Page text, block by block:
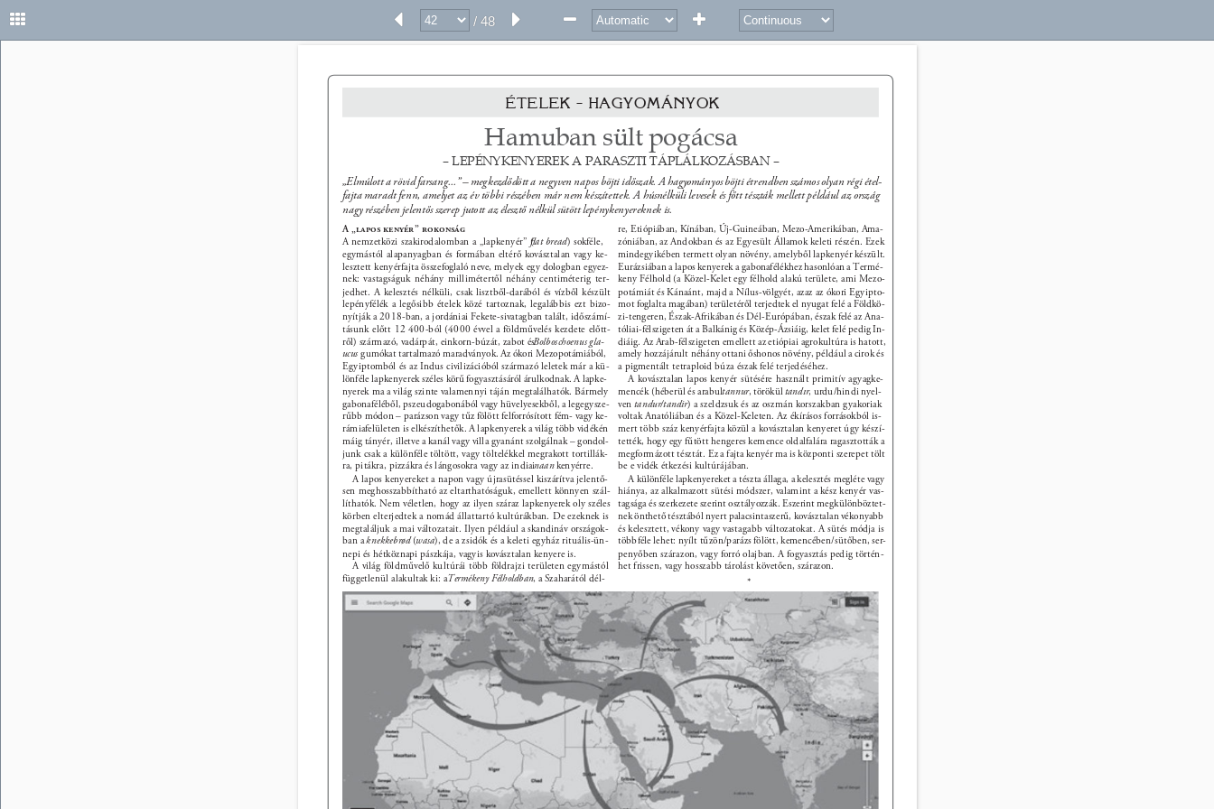
/ 48
ÉTELEK – HAGYOMÁNYOK
Hamuban sült pogácsa
– LEPÉNYKENYEREK A PARASZTI TÁPLÁLKOZÁSBAN –
„Elmúlott a rövid farsang...” – megkezdődött a negyven napos böjti időszak. A hagyományos böjti étrendben számos olyan régi étel-
fajta maradt fenn, amelyet az év többi részében már nem készítettek. A húsnélküli levesek és főtt tészták mellett például az ország
nagy részében jelentős szerep jutott az élesztő nélkül sütött lepénykenyereknek is.
A „lapos kenyér” rokonság
A nemzetközi szakirodalomban a „lapkenyér” (ﬂat bread) sokféle,
egymástól alapanyagban és formában eltérő kovásztalan vagy ke-
lesztett kenyérfajta összefoglaló neve, melyek egy dologban egyez-
nek: vastagságuk néhány millimétertől néhány centiméterig ter-
jedhet. A kelesztés nélküli, csak lisztből-darából és vízből készült
lepényfélék a legősibb ételek közé tartoznak, legalábbis ezt bizo-
nyítják a 2018-ban, a jordániai Fekete-sivatagban talált, időszámí-
tásunk előtt 12 400-ból (4000 évvel a földművelés kezdete előtt-
ről) származó, vadárpát, einkorn-búzát, zabot és Bolboschoenus gla-
ucus gumókat tartalmazó maradványok. Az ókori Mezopotámiából,
Egyiptomból és az Indus civilizációból származó leletek már a kü-
lönféle lapkenyerek széles körű fogyasztásáról árulkodnak. A lapke-
nyerek ma a világ szinte valamennyi táján megtalálhatók. Bármely
gabonaféléből, pszeudogabonából vagy hüvelyesekből, a legegysze-
rűbb módon – parázson vagy tűz fölött felforrósított fém- vagy ke-
rámiafelületen is elkészíthetők. A lapkenyerek a világ több vidékén
máig tányér, illetve a kanál vagy villa gyanánt szolgálnak – gondol-
junk csak a különféle töltött, vagy töltelékkel megrakott tortillák-
ra, pitákra, pizzákra és lángosokra vagy az indiai naan kenyérre.
A lapos kenyereket a napon vagy újrasütéssel kiszárítva jelentő-
sen meghosszabbítható az eltarthatóságuk, emellett könnyen szál-
líthatók. Nem véletlen, hogy az ilyen száraz lapkenyerek oly széles
körben elterjedtek a nomád állattartó kultúrákban. De ezeknek is
megtaláljuk a mai változatait. Ilyen például a skandináv országok-
ban a knekkebrød (wasa), de a zsidók és a keleti egyház rituális-ün-
nepi és hétköznapi pászkája, vagyis kovásztalan kenyere is.
A világ földművelő kultúrái több földrajzi területen egymástól
függetlenül alakultak ki: a Termékeny Félholdban, a Szaharától dél-
re, Etiópiában, Kínában, Új-Guineában, Mezo-Amerikában, Ama-
zóniában, az Andokban és az Egyesült Államok keleti részén. Ezek
mindegyikében termett olyan növény, amelyből lapkenyér készült.
Eurázsiában a lapos kenyerek a gabonafélékhez hasonlóan a Termé-
keny Félhold (a Közel-Kelet egy félhold alakú területe, ami Mezo-
potámiát és Kánaánt, majd a Nílus-völgyét, azaz az ókori Egyipto-
mot foglalta magában) területéről terjedtek el nyugat felé a Földkö-
zi-tengeren, Észak-Afrikában és Dél-Európában, észak felé az Ana-
tóliai-félszigeten át a Balkánig és Közép-Ázsiáig, kelet felé pedig In-
diáig. Az Arab-félszigeten emellett az etiópiai agrokultúra is hatott,
amely hozzájárult néhány ottani őshonos növény, például a cirok és
a pigmentált tetraploid búza észak felé terjedéséhez.
A kovásztalan lapos kenyér sütésére használt primitív agyagke-
mencék (héberül és arabul tannur, törökül tandır, urdu/hindi nyel-
ven tandur/tandir) a szeldzsuk és az oszmán korszakban gyakoriak
voltak Anatóliában és a Közel-Keleten. Az ékírásos forrásokból is-
mert több száz kenyérfajta közül a kovásztalan kenyeret úgy készí-
tették, hogy egy fűtött hengeres kemence oldalfalára ragasztották a
megformázott tésztát. Ez a fajta kenyér ma is központi szerepet tölt
be e vidék étkezési kultúrájában.
A különféle lapkenyereket a tészta állaga, a kelesztés megléte vagy
hiánya, az alkalmazott sütési módszer, valamint a kész kenyér vas-
tagsága és szerkezete szerint osztályozzák. Eszerint megkülönböztet-
nek önthető tésztából nyert palacsintaszerű, kovásztalan vékonyabb
és kelesztett, vékony vagy vastagabb változatokat. A sütés módja is
többféle lehet: nyílt tűzön/parázs fölött, kemencében/sütőben, ser-
penyőben szárazon, vagy forró olajban. A fogyasztás pedig történ-
het frissen, vagy hosszabb tárolást követően, szárazon.
*